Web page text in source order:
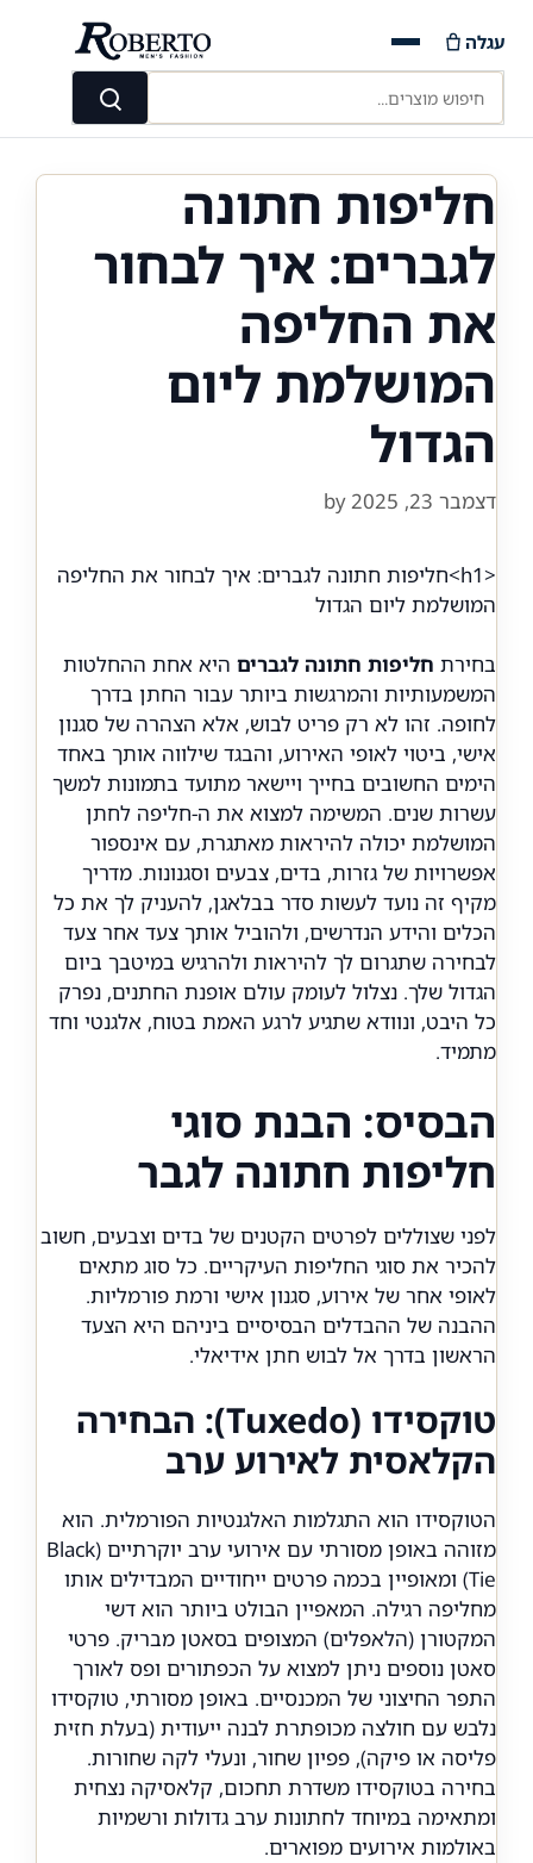
content
חיפוש מוצרים...
חיפוש
עגלה
חליפות חתונה
לגברים: איך לבחור
את החליפה
המושלמת ליום
הגדול
דצמבר 23, 2025 by
<
h1>חליפות חתונה לגברים: איך לבחור את החליפה
המושלמת ליום הגדול
בחירת חליפות חתונה לגברים היא אחת ההחלטות
המשמעותיות והמרגשות ביותר עבור החתן בדרך
לחופה. זהו לא רק פריט לבוש, אלא הצהרה של סגנון
אישי, ביטוי לאופי האירוע, והבגד שילווה אותך באחד
הימים החשובים בחייך ויישאר מתועד בתמונות למשך
עשרות שנים. המשימה למצוא את ה-חליפה לחתן
המושלמת יכולה להיראות מאתגרת, עם אינספור
אפשרויות של גזרות, בדים, צבעים וסגנונות. מדריך
מקיף זה נועד לעשות סדר בבלאגן, להעניק לך את כל
הכלים והידע הנדרשים, ולהוביל אותך צעד אחר צעד
לבחירה שתגרום לך להיראות ולהרגיש במיטבך ביום
הגדול שלך. נצלול לעומק עולם אופנת החתנים, נפרק
כל היבט, ונוודא שתגיע לרגע האמת בטוח, אלגנטי וחד
מתמיד.
הבסיס: הבנת סוגי
חליפות חתונה לגבר
לפני שצוללים לפרטים הקטנים של בדים וצבעים, חשוב
להכיר את סוגי החליפות העיקריים. כל סוג מתאים
לאופי אחר של אירוע, סגנון אישי ורמת פורמליות.
ההבנה של ההבדלים הבסיסיים ביניהם היא הצעד
הראשון בדרך אל לבוש חתן אידיאלי.
טוקסידו (Tuxedo): הבחירה
הקלאסית לאירוע ערב
הטוקסידו הוא התגלמות האלגנטיות הפורמלית. הוא
מזוהה באופן מסורתי עם אירועי ערב יוקרתיים (Black
Tie) ומאופיין בכמה פרטים ייחודיים המבדילים אותו
מחליפה רגילה. המאפיין הבולט ביותר הוא דשי
המקטורן (הלאפלים) המצופים בסאטן מבריק. פרטי
סאטן נוספים ניתן למצוא על הכפתורים ופס לאורך
התפר החיצוני של המכנסיים. באופן מסורתי, טוקסידו
נלבש עם חולצה מכופתרת לבנה ייעודית (בעלת חזית
פליסה או פיקה), פפיון שחור, ונעלי לקה שחורות.
בחירה בטוקסידו משדרת תחכום, קלאסיקה נצחית
ומתאימה במיוחד לחתונות ערב גדולות ורשמיות
באולמות אירועים מפוארים.